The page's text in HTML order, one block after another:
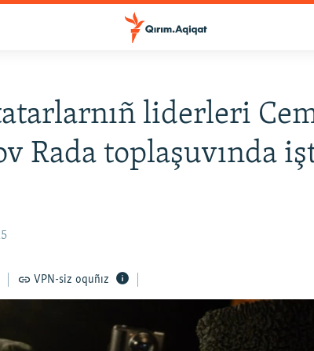
liderleri
Rada toplaşuvında
VPN-siz oquñız